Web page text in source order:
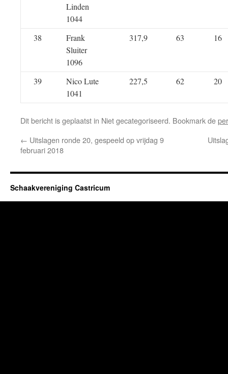
Linden
1044
38
Frank
Sluiter
1096
317,9 63 16
39
Nico Lute
1041
227,5 62 20
Dit bericht is geplaatst in Niet gecategoriseerd. Bookmark de
← Uitslagen ronde 20, gespeeld op vrijdag 9
februari 2018
Schaakvereniging Castricum